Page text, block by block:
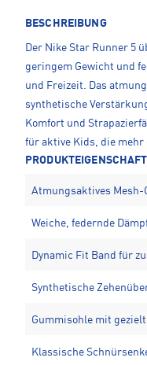
BESCHREIBUNG
Der Nike Star Runner 5
geringem Gewicht und
und Freizeit. Das
synthetische
Komfort und
für aktive Kids, die mehr
Atmungsaktives
Weiche, federnde
Dynamic Fit Band für
Synthetische
Gummisohle mit
Klassische